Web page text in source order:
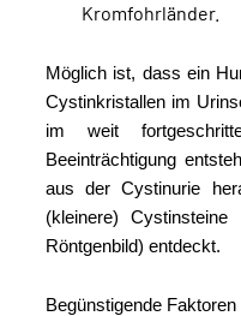
Kromfohrländer.
Möglich ist, dass ein
Cystinkristallen im
im weit
Beeinträchtigung
aus der Cystinurie
(kleinere)
Röntgenbild) entdeckt.
Begünstigende